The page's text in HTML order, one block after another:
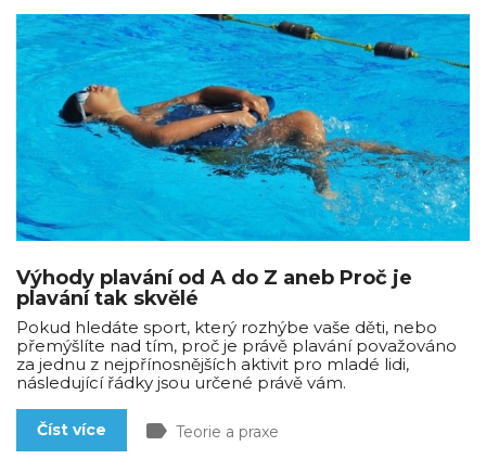
Výhody plavání od A do Z aneb Proč je
plavání tak skvělé
Pokud hledáte sport, který rozhýbe vaše děti, nebo
přemýšlíte nad tím, proč je právě plavání považováno
za jednu z nejpřínosnějších aktivit pro mladé lidi,
následující řádky jsou určené právě vám.
Číst více label Teorie a praxe